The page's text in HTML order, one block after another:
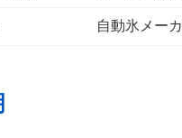
自動氷メー